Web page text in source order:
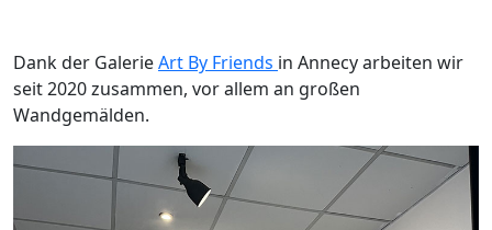
Dank der GalerieArt By Friends in Annecy arbeiten wir
seit 2020 zusammen, vor allem an großen
Wandgemälden.